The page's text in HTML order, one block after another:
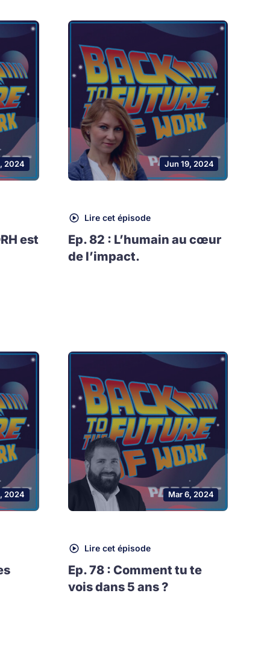
2024
est
Jun 19, 2024
Lire cet épisode
Ep. 82 : L’humain au cœur
de l’impact.
2024 Mar 6, 2024
Lire cet épisode
Ep. 78 : Comment tu te
vois dans 5 ans ?